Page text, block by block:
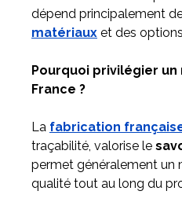
dépend principalement
matériaux et des
Pourquoi privilégier
France ?
La fabrication
traçabilité, valorise le
permet généralement un
qualité tout au long du